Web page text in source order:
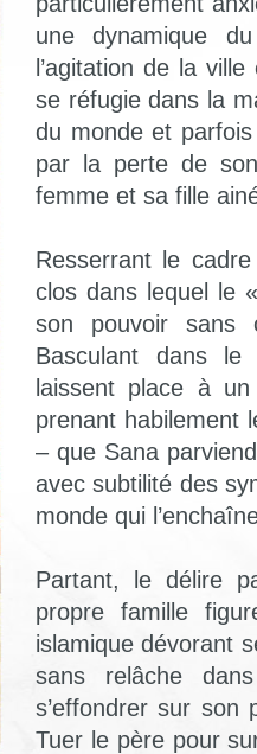
une dynamique
l’agitation de la
se réfugie dans la
du monde et
par la perte de
femme et sa fille
Resserrant le
clos dans lequel le
son pouvoir sans
Basculant dans le
laissent place à
prenant habilement
– que Sana
avec subtilité des
monde qui
Partant, le délire
propre famille
islamique dévorant
sans relâche
s’effondrer sur
Tuer le père pour